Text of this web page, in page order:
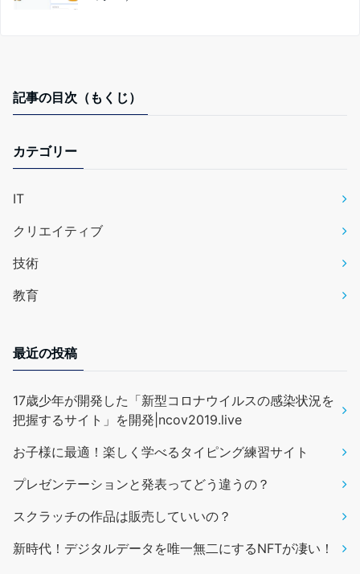
記事の目次（もくじ）
カテゴリー
IT
クリエイティブ
技術
教育
最近の投稿
17歳少年が開発した「新型コロナウイルスの感染状況を
把握するサイト」を開発|ncov2019.live
お子様に最適！楽しく学べるタイピング練習サイト
プレゼンテーションと発表ってどう違うの？
スクラッチの作品は販売していいの？
新時代！デジタルデータを唯一無二にするNFTが凄い！